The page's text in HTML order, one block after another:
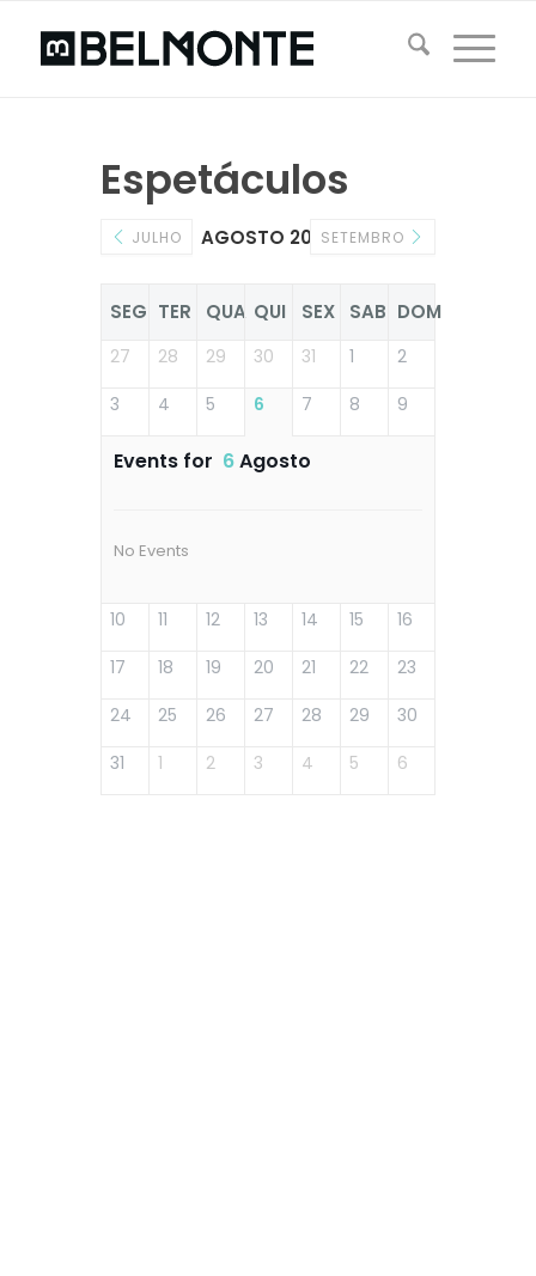
Espetáculos
JULHO AGOSTO 2026SETEMBRO
SEG TER QUA QUI SEX SAB DOM
27 28 29 30 31 1
2
3
4 5 6 7 8 9
Events for 6Agosto
No Events
10 11 12 13 14 15
16
17
18 19 20 21 22
23
24
25 26 27 28 29
30
31
1 2 3 4 5 6